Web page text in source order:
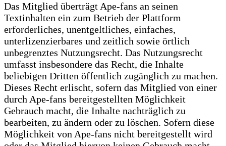
Das Mitglied überträgt Ape-fans an seinen
Textinhalten ein zum Betrieb der Plattform
erforderliches, unentgeltliches, einfaches,
unterlizenzierbares und zeitlich sowie örtlich
unbegrenztes Nutzungsrecht. Das Nutzungsrecht
umfasst insbesondere das Recht, die Inhalte
beliebigen Dritten öffentlich zugänglich zu machen.
Dieses Recht erlischt, sofern das Mitglied von einer
durch Ape-fans bereitgestellten Möglichkeit
Gebrauch macht, die Inhalte nachträglich zu
bearbeiten, zu ändern oder zu löschen. Sofern diese
Möglichkeit von Ape-fans nicht bereitgestellt wird